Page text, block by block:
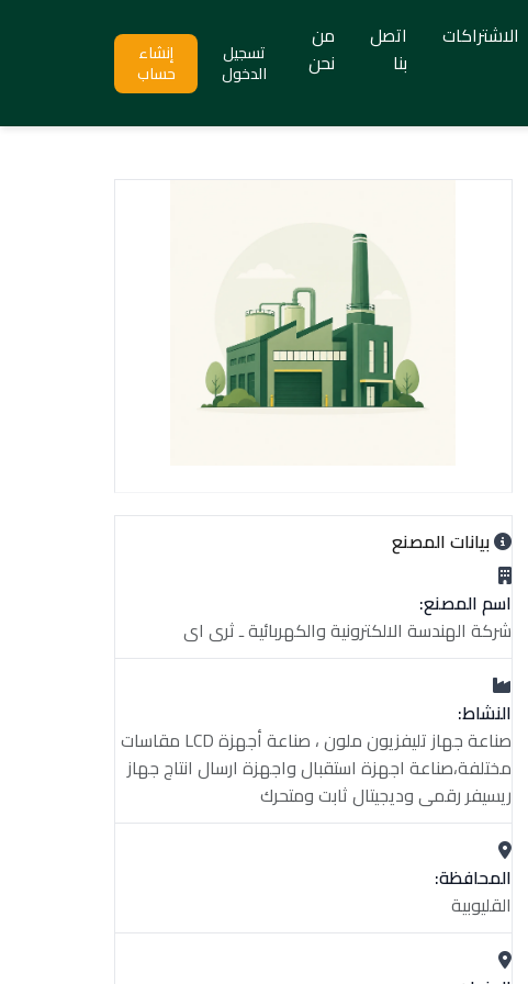
الاشتراكات
اتصل
بنا
من
نحن
تسجيل
الدخول
إنشاء
حساب
بيانات المصنع
اسم المصنع:
شركة الهندسة الالكترونية والكهربائية ـ ثرى اى
النشاط:
صناعة جهاز تليفزيون ملون ، صناعة أجهزة LCD مقاسات
مختلفة،صناعة اجهزة استقبال واجهزة ارسال انتاج جهاز
ريسيفر رقمى وديجيتال ثابت ومتحرك
المحافظة:
القليوبية